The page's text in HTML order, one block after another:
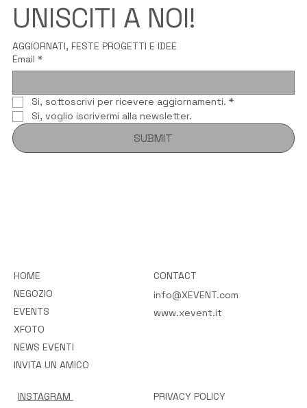
UNISCITI A NOI!
AGGIORNATI, FESTE PROGETTI E IDEE
Email *
Si, sottoscrivi per ricevere aggiornamenti. *
Sì, voglio iscrivermi alla newsletter.
SUBMIT
HOME
NEGOZIO
EVENTS
XFOTO
NEWS EVENTI
INVITA UN AMICO
INSTAGRAM
CONTACT
info@XEVENT.com
www.xevent.it
PRIVACY POLICY